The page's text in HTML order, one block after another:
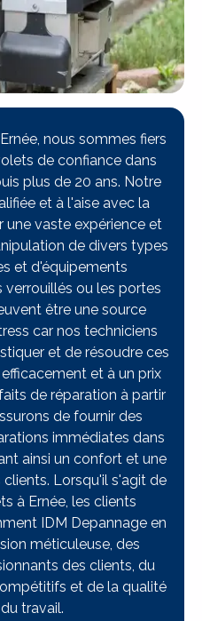
nous sommes fiers
de confiance dans
plus de 20 ans. Notre
et à l'aise avec la
une vaste expérience et
de divers types
et d'équipements
ou les portes
être une source
car nos techniciens
et de résoudre ces
et à un prix
de réparation à partir
de fournir des
immédiates dans
ainsi un confort et une
Lorsqu'il s'agit de
à Ernée, les clients
IDM Depannage en
méticuleuse, des
des clients, du
et de la qualité
travail.